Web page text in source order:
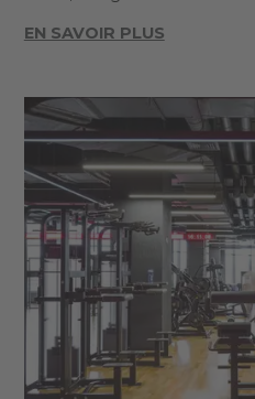
EN SAVOIR PLUS